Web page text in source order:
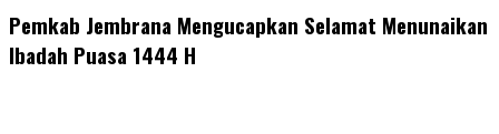
Pemkab Jembrana Mengucapkan Selamat Menunaikan
Ibadah Puasa 1444 H